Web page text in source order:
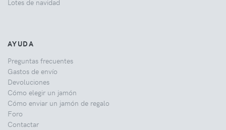
Lotes de navidad
AYUDA
Preguntas frecuentes
Gastos de envío
Devoluciones
Cómo elegir un jamón
Cómo enviar un jamón de regalo
Foro
Contactar